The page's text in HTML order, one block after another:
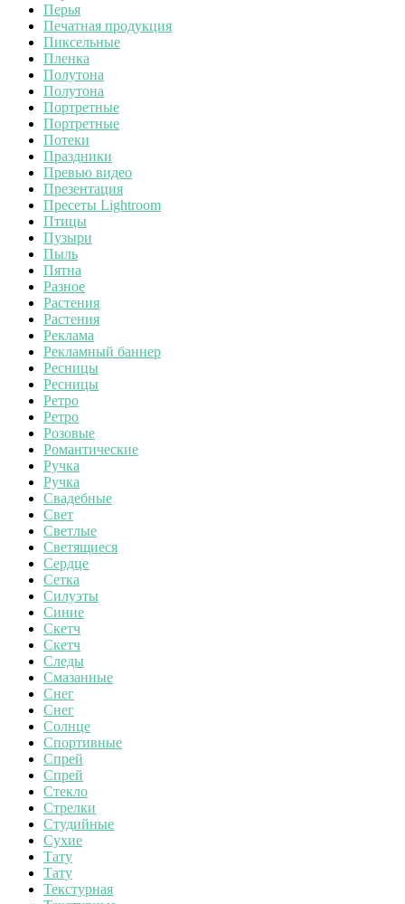
Перья
Печатная продукция
Пиксельные
Пленка
Полутона
Полутона
Портретные
Портретные
Потеки
Праздники
Превью видео
Презентация
Пресеты Lightroom
Птицы
Пузыри
Пыль
Пятна
Разное
Растения
Растения
Реклама
Рекламный баннер
Ресницы
Ресницы
Ретро
Ретро
Розовые
Романтические
Ручка
Ручка
Свадебные
Свет
Светлые
Светящиеся
Сердце
Сетка
Силуэты
Синие
Скетч
Скетч
Следы
Смазанные
Снег
Снег
Солнце
Спортивные
Спрей
Спрей
Стекло
Стрелки
Студийные
Сухие
Тату
Тату
Текстурная